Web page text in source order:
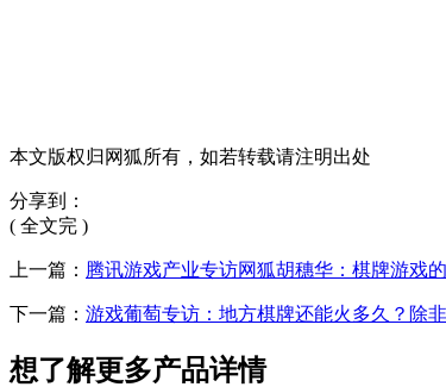
本文版权归网狐所有，如若转载请注明出处
分享到：
( 全文完 )
上一篇： 腾讯游戏产业专访网狐胡穗华：棋牌游戏
下一篇： 游戏葡萄专访：地方棋牌还能火多久？除
想了解更多产品详情